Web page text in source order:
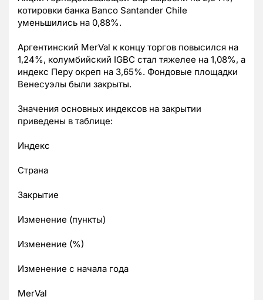
котировки банка Banco Santander Chile
уменьшились на 0,88%.
Аргентинский MerVal к концу торгов повысился на
1,24%, колумбийский IGBC стал тяжелее на 1,08%, а
индекс Перу окреп на 3,65%. Фондовые площадки
Венесуэлы были закрыты.
Значения основных индексов на закрытии
приведены в таблице:
Индекс
Страна
Закрытие
Изменение (пункты)
Изменение (%)
Изменение с начала года
MerVal